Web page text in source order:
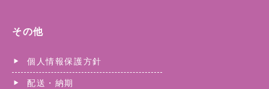
その他
個人情報保護方針
配送・納期